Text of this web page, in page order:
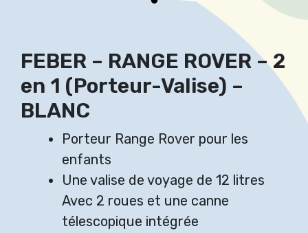
FEBER – RANGE ROVER – 2
en 1 (Porteur-Valise) –
BLANC
Porteur Range Rover pour les
enfants
Une valise de voyage de 12 litres
Avec 2 roues et une canne
télescopique intégrée